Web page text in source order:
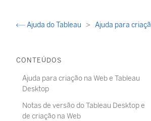
Ajuda do Tableau Ajuda para
CONTEÚDOS
Ajuda para criação na Web e Tableau
Desktop
Notas de versão do Tableau Desktop e
de criação na Web